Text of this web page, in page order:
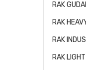
RAK
RAK
RAK
RAK